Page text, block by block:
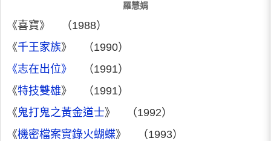
羅慧娟
《喜寶》 （1988）
《千王家族》 （1990）
《志在出位》
（1991）
《特技雙雄》 （1991）
《鬼打鬼之黃金道士》 （1992）
《機密檔案實錄火蝴蝶》 （1993）